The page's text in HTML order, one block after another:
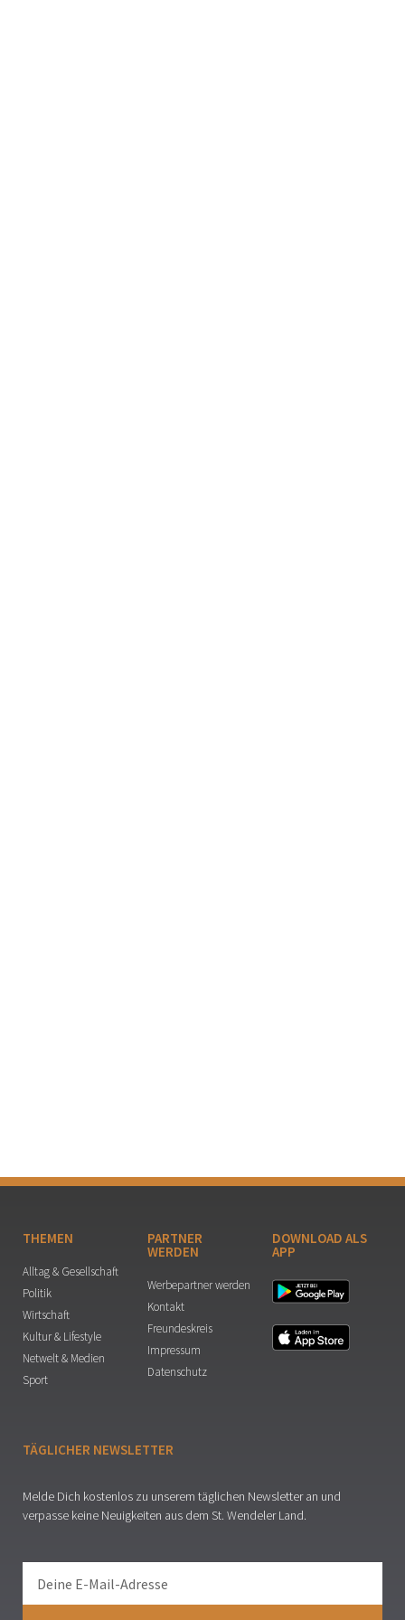
THEMEN
Alltag & Gesellschaft
Politik
Wirtschaft
Kultur & Lifestyle
Netwelt & Medien
Sport
PARTNER
WERDEN
Werbepartner werden
Kontakt
Freundeskreis
Impressum
Datenschutz
DOWNLOAD ALS
APP
TÄGLICHER NEWSLETTER
Melde Dich kostenlos zu unserem täglichen Newsletter an und
verpasse keine Neuigkeiten aus dem St. Wendeler Land.